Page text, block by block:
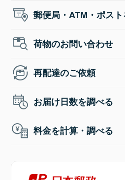
郵便局・ATM・ポス
荷物のお問い合わせ
再配達のご依頼
お届け日数を調べる
料金を計算・調べる